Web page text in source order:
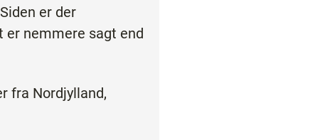
er der
er nemmere sagt end
fra Nordjylland,